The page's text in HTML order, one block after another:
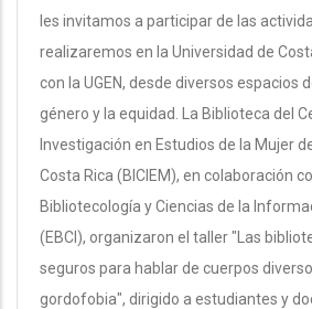
les invitamos a participar de las
realizaremos en la Universidad de
con la UGEN, desde diversos espacios
género y la equidad. La Biblioteca del
Investigación en Estudios de la Mujer
Costa Rica (BICIEM), en colaboración
Bibliotecología y Ciencias de la
(EBCI), organizaron el taller "Las
seguros para hablar de cuerpos
gordofobia", dirigido a estudiantes y